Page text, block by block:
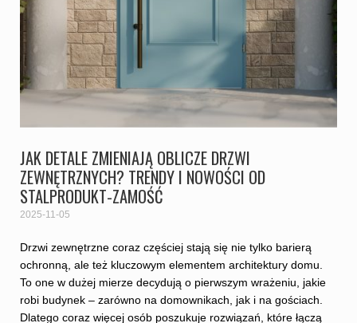
JAK DETALE ZMIENIAJĄ OBLICZE DRZWI
ZEWNĘTRZNYCH? TRENDY I NOWOŚCI OD
STALPRODUKT-ZAMOŚĆ
2025-11-05
Drzwi zewnętrzne coraz częściej stają się nie tylko barierą
ochronną, ale też kluczowym elementem architektury domu.
To one w dużej mierze decydują o pierwszym wrażeniu, jakie
robi budynek – zarówno na domownikach, jak i na gościach.
Dlatego coraz więcej osób poszukuje rozwiązań, które łączą